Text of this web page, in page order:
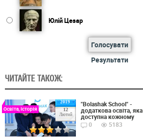
Юлій Цезар
Голосувати
Результати
ЧИТАЙТЕ ТАКОЖ:
2019
12
Лютий
Освіта, Історія
"Bolashak School" -
додаткова освіта, яка
доступна кожному
0
5183